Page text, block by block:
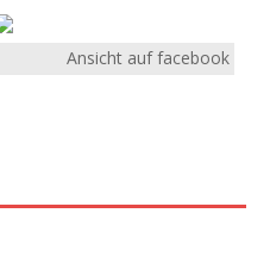
Ansicht auf facebook